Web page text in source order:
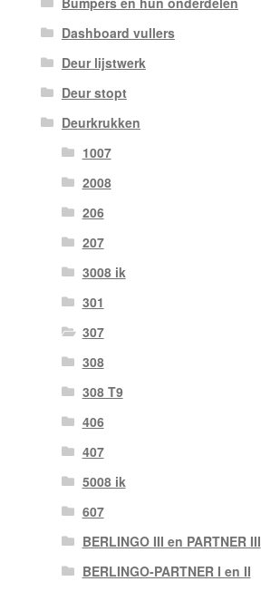
Dashboard vullers
Deur lijstwerk
Deur stopt
Deurkrukken
1007
2008
206
207
3008 ik
301
307
308
308 T9
406
407
5008 ik
607
BERLINGO III en PARTNER III
BERLINGO-PARTNER I en II